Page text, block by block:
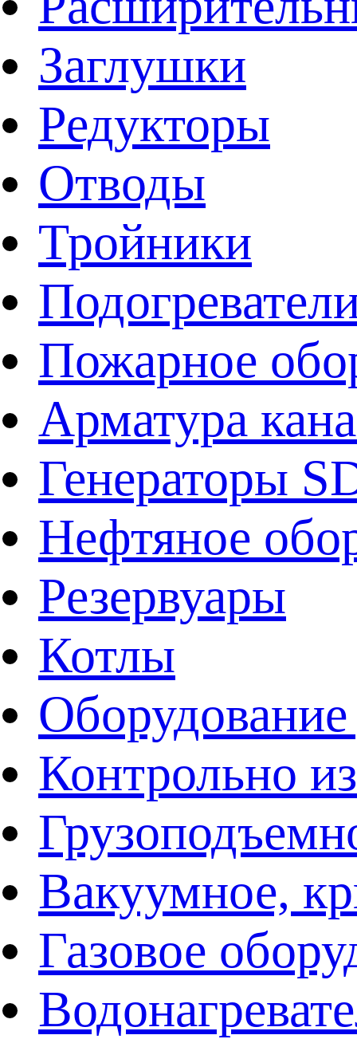
Заглушки
Редукторы
Отводы
Тройники
Пожарное
Арматура
Генераторы
Нефтяное
Резервуары
Котлы
Контрольно
Вакуумное,
Газовое